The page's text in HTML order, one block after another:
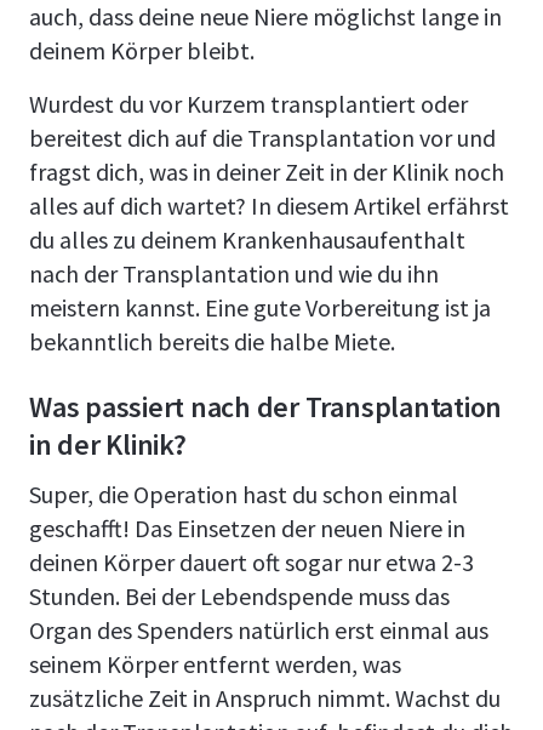
auch, dass deine neue Niere möglichst lange in
deinem Körper bleibt.
Wurdest du vor Kurzem transplantiert oder
bereitest dich auf die Transplantation vor und
fragst dich, was in deiner Zeit in der Klinik noch
alles auf dich wartet? In diesem Artikel erfährst
du alles zu deinem Krankenhausaufenthalt
nach der Transplantation und wie du ihn
meistern kannst. Eine gute Vorbereitung ist ja
bekanntlich bereits die halbe Miete.
Was passiert nach der Transplantation
in der Klinik?
Super, die Operation hast du schon einmal
geschafft! Das Einsetzen der neuen Niere in
deinen Körper dauert oft sogar nur etwa 2-3
Stunden. Bei der Lebendspende muss das
Organ des Spenders natürlich erst einmal aus
seinem Körper entfernt werden, was
zusätzliche Zeit in Anspruch nimmt. Wachst du